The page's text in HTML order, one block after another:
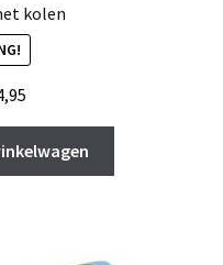
kolen
prijs
is:
€ 4,95.